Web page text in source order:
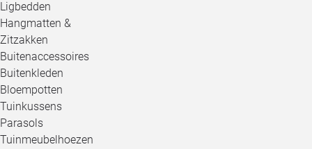
Ligbedden
Hangmatten &
Zitzakken
Buitenaccessoires
Buitenkleden
Bloempotten
Tuinkussens
Parasols
Tuinmeubelhoezen